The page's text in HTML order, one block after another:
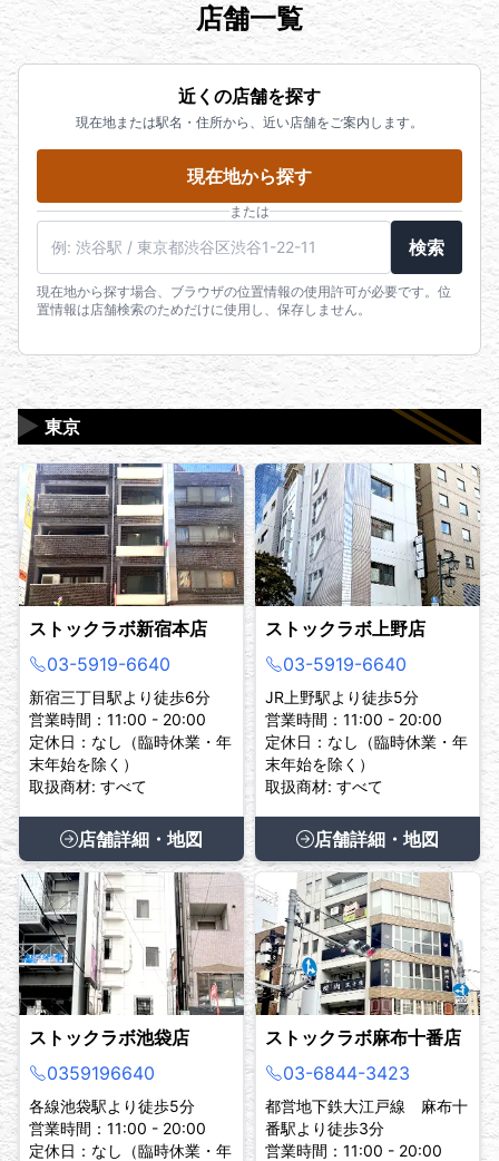
店舗一覧
近くの店舗を探す
現在地または駅名・住所から、近い店舗をご案内します。
現在地から探す
または
検索
現在地から探す場合、ブラウザの位置情報の使用許可が必要です。位
置情報は店舗検索のためだけに使用し、保存しません。
東京
▶
ストックラボ新宿本店
03-5919-6640
新宿三丁目駅より徒歩6分
営業時間：11:00 - 20:00
定休日：なし（臨時休業・年
末年始を除く）
取扱商材: すべて
店舗詳細・地図
ストックラボ上野店
03-5919-6640
JR上野駅より徒歩5分
営業時間：11:00 - 20:00
定休日：なし（臨時休業・年
末年始を除く）
取扱商材: すべて
店舗詳細・地図
ストックラボ池袋店
0359196640
各線池袋駅より徒歩5分
営業時間：11:00 - 20:00
定休日：なし（臨時休業・年
ストックラボ麻布十番店
03-6844-3423
都営地下鉄大江戸線 麻布十
番駅より徒歩3分
営業時間：11:00 - 20:00